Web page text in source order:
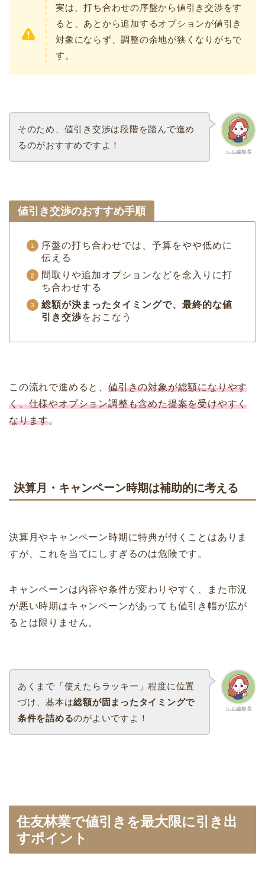
実は、打ち合わせの序盤から値引き交渉をす
ると、あとから追加するオプションが値引き
対象にならず、調整の余地が狭くなりがちで
す。
ルム編集長
そのため、値引き交渉は段階を踏んで進め
るのがおすすめですよ！
値引き交渉のおすすめ手順
序盤の打ち合わせでは、予算をやや低めに
伝える
間取りや追加オプションなどを念入りに打
ち合わせする
総額が決まったタイミングで、最終的な値
引き交渉をおこなう
この流れで進めると、 値引きの対象が総額になりやす
く、仕様やオプション調整も含めた提案を受けやすく
なります。
決算月・キャンペーン時期は補助的に考える
決算月やキャンペーン時期に特典が付くことはありま
すが、これを当てにしすぎるのは危険です。
キャンペーンは内容や条件が変わりやすく、また市況
が悪い時期はキャンペーンがあっても値引き幅が広が
るとは限りません。
ルム編集長
あくまで「使えたらラッキー」程度に位置
づけ、基本は総額が固まったタイミングで
条件を詰めるのがよいですよ！
住友林業で値引きを最大限に引き出
すポイント